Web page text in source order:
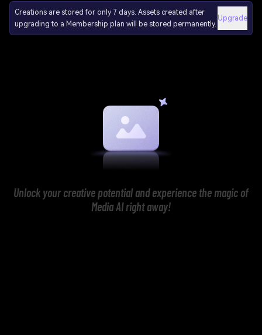
Creations are stored for only 7 days. Assets created after
upgrading to a Membership plan will be stored permanently.
Upgrade
Unlock your creative potential and experience the magic of
Media AI right away!